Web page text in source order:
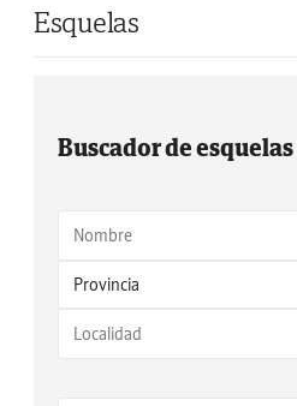
Esquelas
Buscador de esquelas